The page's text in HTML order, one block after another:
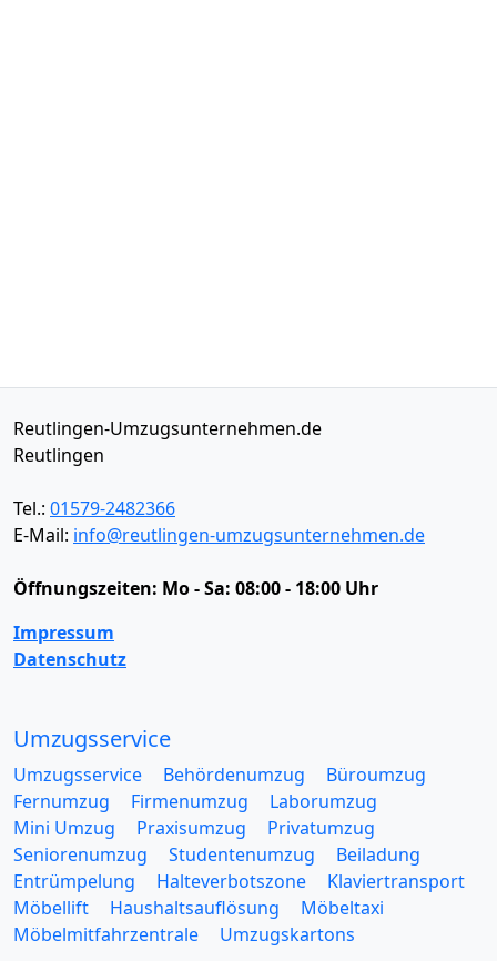
Reutlingen-Umzugsunternehmen.de
Reutlingen
Tel.: 01579-2482366
E-Mail: info@reutlingen-umzugsunternehmen.de
Öffnungszeiten: Mo - Sa: 08:00 - 18:00 Uhr
Impressum
Datenschutz
Umzugsservice
Umzugsservice Behördenumzug
Büroumzug
Fernumzug
Firmenumzug
Laborumzug
Mini Umzug
Praxisumzug
Privatumzug
Seniorenumzug
Studentenumzug
Beiladung
Entrümpelung
Halteverbotszone
Klaviertransport
Möbellift
Haushaltsauflösung
Möbeltaxi
Möbelmitfahrzentrale
Umzugskartons